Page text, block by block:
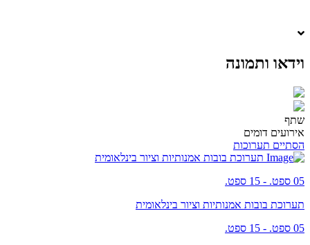
וידאו ותמונה
שתף
אירועים דומים
הסתיים תערוכות
תערוכת בובות אמנותיות וציור בינלאומית
05 ספט. - 15 ספט.
תערוכת בובות אמנותיות וציור בינלאומית
05 ספט. - 15 ספט.